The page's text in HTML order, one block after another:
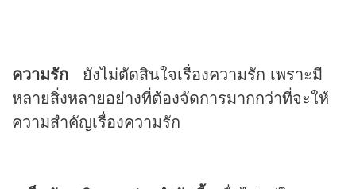
ความรัก ยังไม่ตัดสินใจเรื่องความรัก เพราะมี
หลายสิ่งหลายอย่างที่ต้องจัดการมากกว่าที่จะให้
ความสำคัญเรื่องความรัก